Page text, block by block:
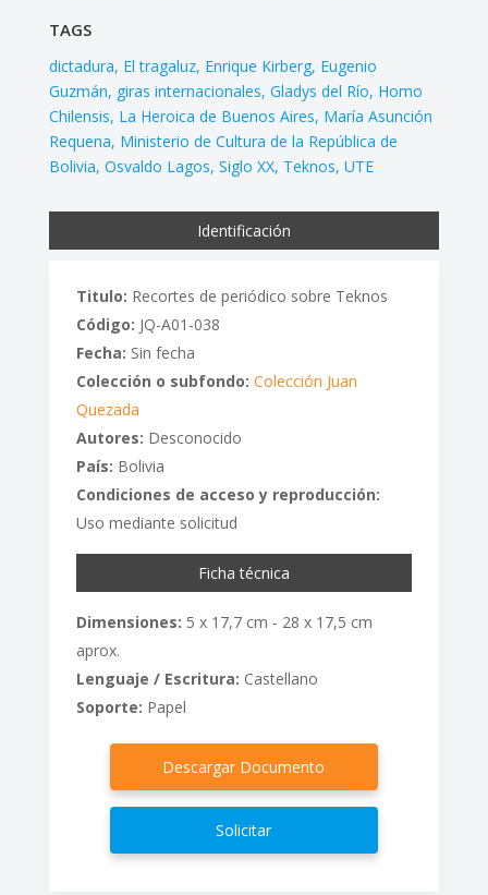
TAGS
dictadura El tragaluz Enrique Kirberg Eugenio
Guzmán giras internacionales Gladys del Río Homo
Chilensis La Heroica de Buenos Aires María Asunción
Requena Ministerio de Cultura de la República de
Bolivia Osvaldo Lagos Siglo XX Teknos UTE
Identificación
Titulo: Recortes de periódico sobre Teknos
Código: JQ-A01-038
Fecha: Sin fecha
Colección o subfondo: Colección Juan
Quezada
Autores: Desconocido
País: Bolivia
Condiciones de acceso y reproducción:
Uso mediante solicitud
Ficha técnica
Dimensiones: 5 x 17,7 cm - 28 x 17,5 cm
aprox.
Lenguaje / Escritura: Castellano
Soporte: Papel
Descargar Documento
Solicitar